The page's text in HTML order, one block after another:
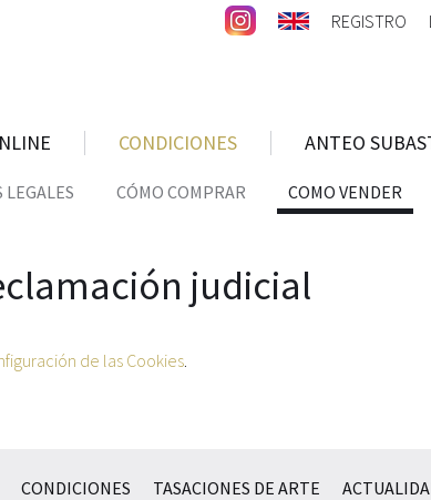
REGISTRO
CONDICIONES ANTEO
CÓMO COMPRAR COMO VENDER
judicial
de las Cookies.
CONDICIONES TASACIONES DE ARTE